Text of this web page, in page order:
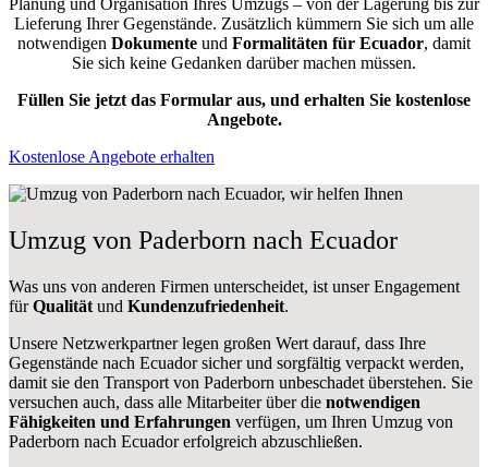
Lieferung Ihrer Gegenstände. Zusätzlich kümmern Sie sich um alle
notwendigen Dokumente und Formalitäten für Ecuador, damit
Sie sich keine Gedanken darüber machen müssen.
Füllen Sie jetzt das Formular aus, und erhalten Sie kostenlose
Angebote.
Kostenlose Angebote erhalten
Umzug von Paderborn nach Ecuador
Was uns von anderen Firmen unterscheidet, ist unser Engagement
fürQualität und Kundenzufriedenheit.
Unsere Netzwerkpartner legen großen Wert darauf, dass Ihre
Gegenstände nach Ecuador sicher und sorgfältig verpackt werden,
damit sie den Transport von Paderborn unbeschadet überstehen. Sie
versuchen auch, dass alle Mitarbeiter über die notwendigen
Fähigkeiten und Erfahrungen verfügen, um Ihren Umzug von
Paderborn nach Ecuador erfolgreich abzuschließen.